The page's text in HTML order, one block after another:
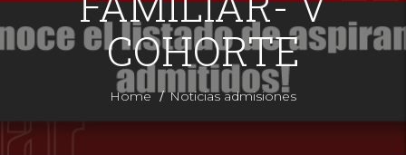
COHORTE
Home/Noticias admisiones